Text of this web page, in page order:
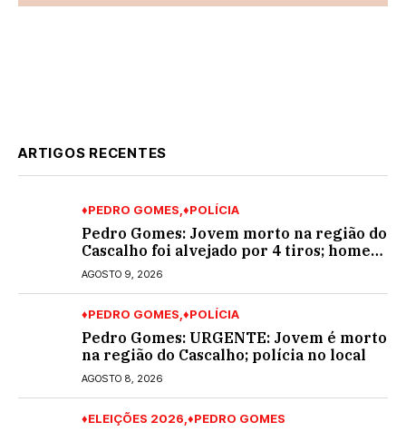
ARTIGOS RECENTES
♦PEDRO GOMES ♦POLÍCIA
Pedro Gomes: Jovem morto na região do
Cascalho foi alvejado por 4 tiros; homem
encapuzado
AGOSTO 9, 2026
♦PEDRO GOMES ♦POLÍCIA
Pedro Gomes: URGENTE: Jovem é morto
na região do Cascalho; polícia no local
AGOSTO 8, 2026
♦ELEIÇÕES 2026 ♦PEDRO GOMES